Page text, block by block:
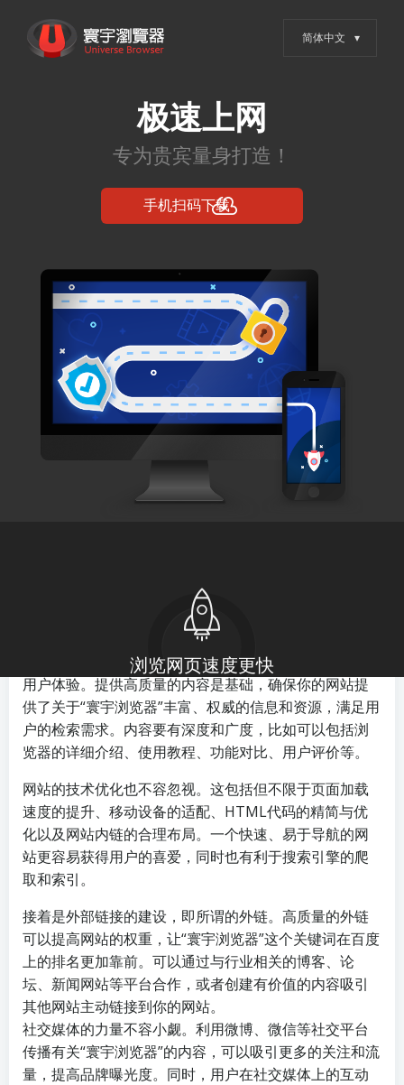
寰宇浏览器 - 全网权威安全认
证，值得信赖的浏览器
寰宇浏览器登顶
百度排名？有方
法！
头百度，掌握其排名机制，对提升网页的可见度至关重
要。以“寰宇浏览器”这一关键词为例，想要在百度上取得
骄人的排名，需要综合运用一系列SEO策略。
要了解的是，百度的排名算法不断更新，但核心依旧是
用户体验。提供高质量的内容是基础，确保你的网站提
供了关于“寰宇浏览器”丰富、权威的信息和资源，满足用
户的检索需求。内容要有深度和广度，比如可以包括浏
览器的详细介绍、使用教程、功能对比、用户评价等。
网站的技术优化也不容忽视。这包括但不限于页面加载
速度的提升、移动设备的适配、HTML代码的精简与优
化以及网站内链的合理布局。一个快速、易于导航的网
站更容易获得用户的喜爱，同时也有利于搜索引擎的爬
取和索引。
接着是外部链接的建设，即所谓的外链。高质量的外链
可以提高网站的权重，让“寰宇浏览器”这个关键词在百度
上的排名更加靠前。可以通过与行业相关的博客、论
坛、新闻网站等平台合作，或者创建有价值的内容吸引
其他网站主动链接到你的网站。
社交媒体的力量不容小觑。利用微博、微信等社交平台
传播有关“寰宇浏览器”的内容，可以吸引更多的关注和流
量，提高品牌曝光度。同时，用户在社交媒体上的互动